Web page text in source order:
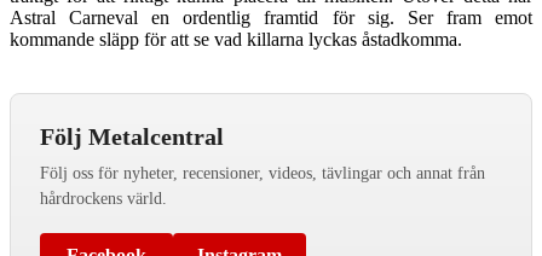
Astral Carneval en ordentlig framtid för sig. Ser fram emot
kommande släpp för att se vad killarna lyckas åstadkomma.
Följ Metalcentral
Följ oss för nyheter, recensioner, videos, tävlingar och annat från
hårdrockens värld.